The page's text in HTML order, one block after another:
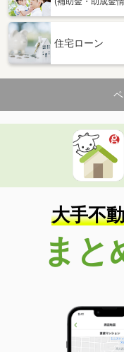
住宅ローン
大手不
まと